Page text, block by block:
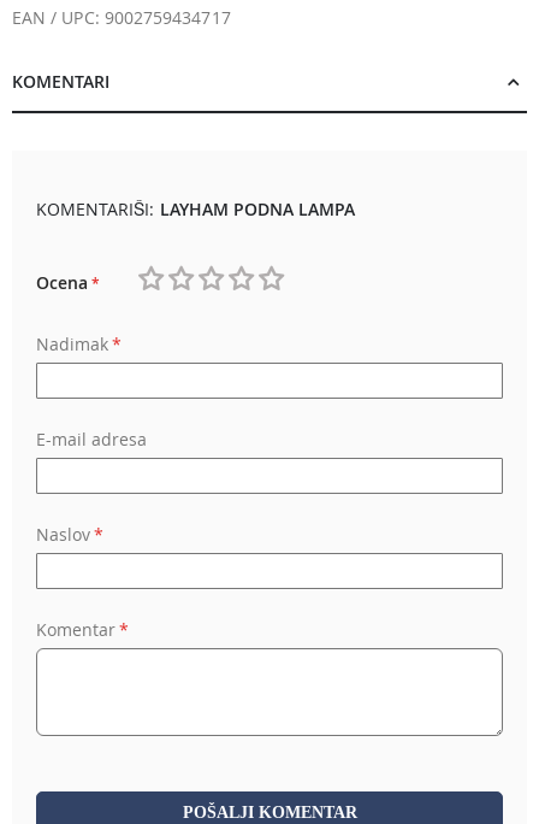
EAN / UPC: 9002759434717
KOMENTARI
KOMENTARIŠI: LAYHAM PODNA LAMPA
Ocena
Nadimak
E-mail adresa
Naslov
Komentar
POŠALJI KOMENTAR